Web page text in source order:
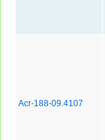
Acr-188-09.4107